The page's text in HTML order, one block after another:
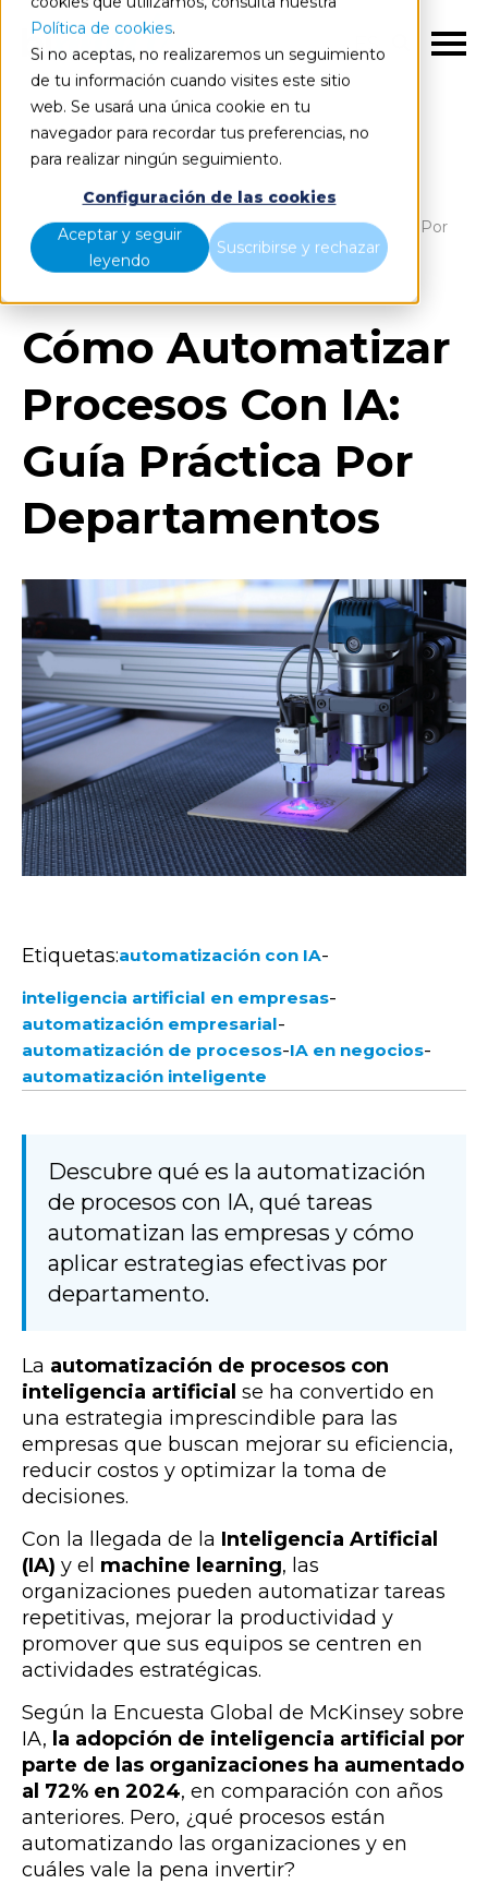
Política de cookies.
Si no aceptas, no realizaremos un seguimiento
de tu información cuando visites este sitio
web. Se usará una única cookie en tu
navegador para recordar tus preferencias, no
para realizar ningún seguimiento.
Configuración de las cookies
Aceptar y seguir
leyendo
Suscribirse y rechazar
ES
Cómo Automatizar Procesos Con IA: Guía Práctica Por
Departamentos
Cómo Automatizar
Procesos Con IA:
Guía Práctica Por
Departamentos
Etiquetas:automatización con IA-
inteligencia artificial en empresas-
automatización empresarial-
automatización de procesos-IA en negocios-
automatización inteligente​
Descubre qué es la automatización
de procesos con IA, qué tareas
automatizan las empresas y cómo
aplicar estrategias efectivas por
departamento.
La automatización de procesos con
inteligencia artificial se ha convertido en
una estrategia imprescindible para las
empresas que buscan mejorar su eficiencia,
reducir costos y optimizar la toma de
decisiones.
Con la llegada de la Inteligencia Artificial
(IA) y el machine learning, las
organizaciones pueden automatizar tareas
repetitivas, mejorar la productividad y
promover que sus equipos se centren en
actividades estratégicas.
Según la Encuesta Global de McKinsey sobre
IA, la adopción de inteligencia artificial por
parte de las organizaciones ha aumentado
al 72% en 2024, en comparación con años
anteriores. Pero, ¿qué procesos están
automatizando las organizaciones y en
cuáles vale la pena invertir?